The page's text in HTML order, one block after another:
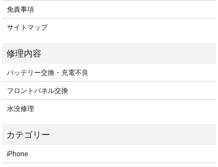
免責事項
サイトマップ
バッテリー交換・充電不良
フロントパネル交換
水没修理
iPhone